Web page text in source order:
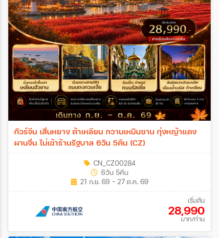
ทัวร์จีน เสิ่นหยาง ต้าเหลียน กวานเหมินซาน ทุ่งหญ้าแดง
ผานจิ่น ไม่เข้าร้านรัฐบาล 6วัน 5คืน (CZ)
CN_CZ00284
6วัน 5คืน
21 ก.ย. 69 - 27 ต.ค. 69
เริ่มต้น
28,990
บาท/ท่าน